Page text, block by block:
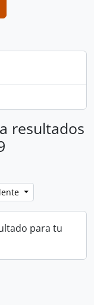
resultados
para tu